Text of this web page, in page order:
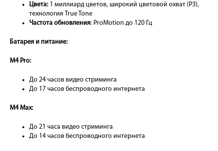
Цвета: 1 миллиард цветов, широкий цветовой охват (P3),
технология True Tone
Частота обновления: ProMotion до 120 Гц
Батарея и питание:
M4 Pro:
До 24 часов видео стриминга
До 17 часов беспроводного интернета
M4 Max:
До 21 часа видео стриминга
До 14 часов беспроводного интернета